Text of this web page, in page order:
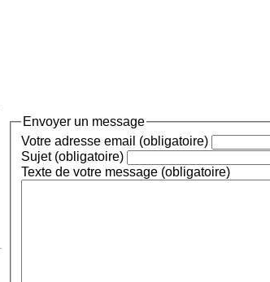
Envoyer un message
Votre adresse email (obligatoire)
Sujet (obligatoire)
Texte de votre message (obligatoire)